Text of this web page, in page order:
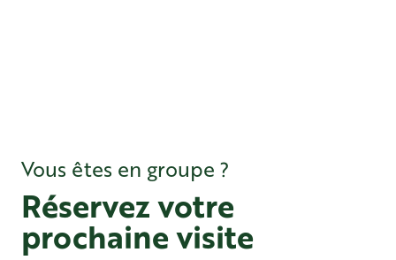
Vous êtes en groupe ?
Réservez votre
prochaine visite